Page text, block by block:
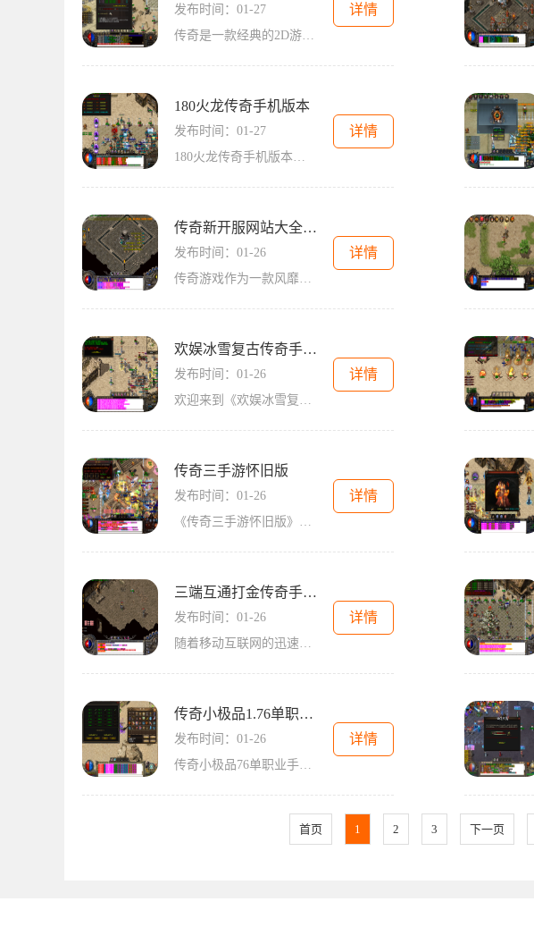
发布时间：01-27
详情
180火龙传奇手机版本
发布时间：01-27
详情
传奇新开服网站大全官网入口手游
发布时间：01-26
详情
欢娱冰雪复古传奇手游官网
发布时间：01-26
详情
传奇三手游怀旧版
发布时间：01-26
详情
三端互通打金传奇手游发布网
发布时间：01-26
详情
传奇小极品1.76单职业手游
发布时间：01-26
详情
首页 1 2 3 下一页